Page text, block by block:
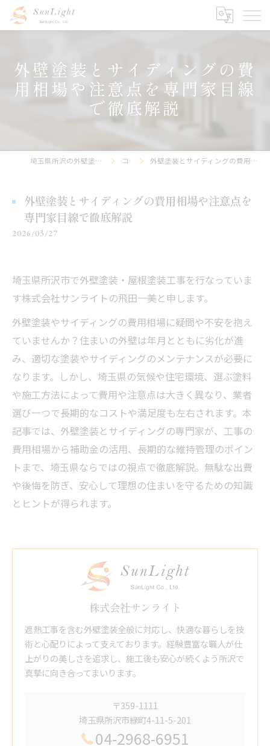
外壁塗装とサイディングの費
用相場や注意点を専門家目線
で徹底解説
埼玉県所沢の外壁塗装なら株式会社サンライト コラム 外壁塗装とサイディングの費用相場や注意点を専門家目線で徹底解説
外壁塗装とサイディングの費用相場や注意点を
専門家目線で徹底解説
2026/03/27
埼玉県所沢市で外壁塗装・屋根塗装工事を行なっていま
す株式会社サンライトの飛田一美と申します。
外壁塗装やサイディングの費用相場に疑問や不安を抱え
ていませんか？住まいの外壁は年月とともに劣化が進
み、適切な塗装やサイディングのメンテナンスが必要に
なります。しかし、埼玉県の気候や住宅環境、選ぶ塗料
や施工方法によって費用や注意点は大きく異なり、業者
選び一つで長期的なコストや満足度も左右されます。本
記事では、外壁塗装とサイディングの専門家が、工事の
費用相場から補助金の活用、長期的な維持管理のポイン
トまで、埼玉県ならではの視点で徹底解説。無駄な出費
や後悔を防ぎ、安心して理想の住まいを守るための知識
とヒントが得られます。
株式会社サンライト
遮熱工事を含む外壁塗装全般に対応し、快適な暮らしを技
術と心配りによって支えております。経験豊富な職人が仕
上がりの美しさを追求し、施工後も安心が続くよう所沢で
真摯に向き合ってまいります。
〒359-1111
埼玉県所沢市緑町4-11-5-201
04-2968-6951